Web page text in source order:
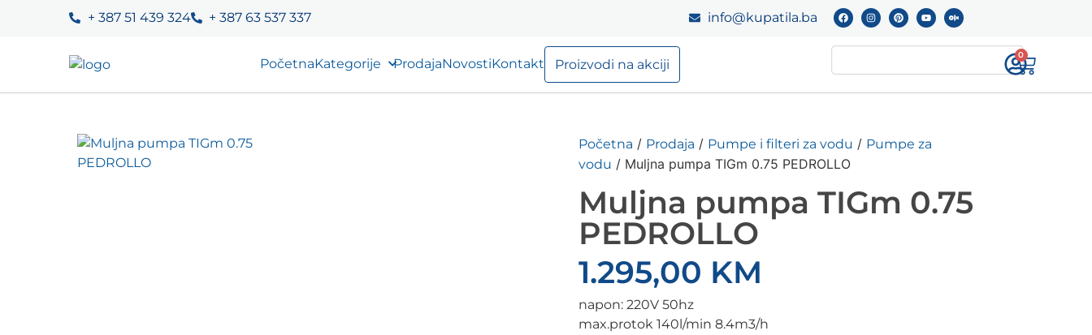
+ 387 51 439 324 + 387 63 537 337 info@kupatila.ba
PočetnaKategorije ProdajaNovostiKontakt Proizvodi na akciji
0
Početna / Prodaja / Pumpe i filteri za vodu / Pumpe za
vodu / Muljna pumpa TIGm 0.75 PEDROLLO
Muljna pumpa TIGm 0.75
PEDROLLO
1.295,00 KM
napon: 220V 50hz
max.protok 140l/min 8.4m3/h